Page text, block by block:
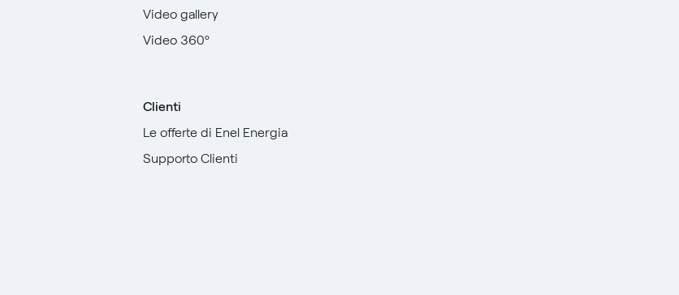
Video gallery
Video 360º
Clienti
Le offerte di Enel Energia
Supporto Clienti